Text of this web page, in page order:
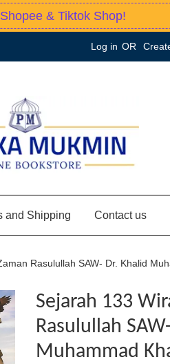
& Tiktok Shop!
Log in OR
and Shipping Contact us
Rasulullah SAW- Dr. Khalid
Sejarah 133
Rasulullah
Muhammad